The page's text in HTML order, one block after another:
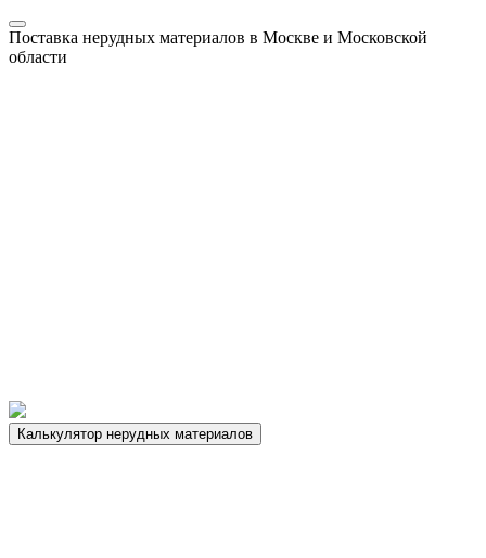
Поставка нерудных материалов в Москве и Московской
области
Калькулятор нерудных материалов